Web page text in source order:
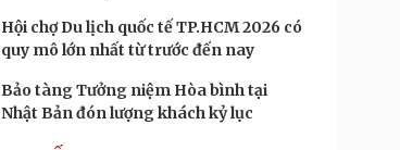
Hội chợ Du lịch quốc tế TP.HCM 2026 có
quy mô lớn nhất từ trước đến nay
Bảo tàng Tưởng niệm Hòa bình tại
Nhật Bản đón lượng khách kỷ lục